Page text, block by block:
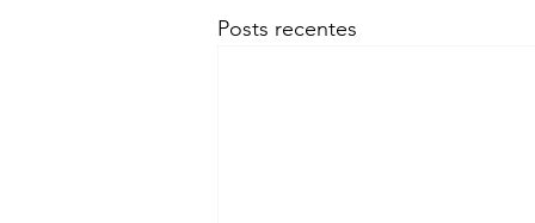
Posts recentes